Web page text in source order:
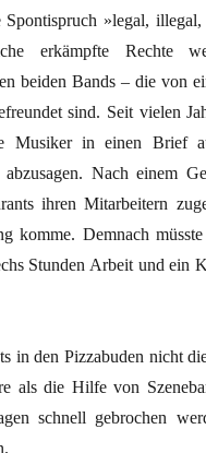
»legal, illegal,
erkämpfte Rechte
beiden Bands – die von
sind. Seit vielen
Musiker in einen Brief
Nach einem
ihren Mitarbeitern
komme. Demnach
Stunden Arbeit und ein
in den Pizzabuden nicht
als die Hilfe von
schnell gebrochen